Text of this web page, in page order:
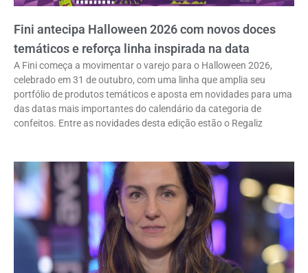
Fini antecipa Halloween 2026 com novos doces
temáticos e reforça linha inspirada na data
A Fini começa a movimentar o varejo para o Halloween 2026,
celebrado em 31 de outubro, com uma linha que amplia seu
portfólio de produtos temáticos e aposta em novidades para uma
das datas mais importantes do calendário da categoria de
confeitos. Entre as novidades desta edição estão o Regaliz